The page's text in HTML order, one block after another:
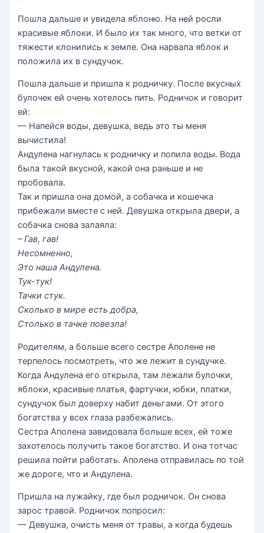
Пошла дальше и увидела яблоню. На ней росли
красивые яблоки. И было их так много, что ветки от
тяжести клонились к земле. Она нарвала яблок и
положила их в сундучок.
Пошла дальше и пришла к родничку. После вкусных
булочек ей очень хотелось пить. Родничок и говорит
ей:
— Напейся воды, девушка, ведь это ты меня
вычистила!
Андулена нагнулась к родничку и попила воды. Вода
была такой вкусной, какой она раньше и не
пробовала.
Так и пришла она домой, а собачка и кошечка
прибежали вместе с ней. Девушка открыла двери, а
собачка снова залаяла:
– Гав, гав!
Несомненно,
Это наша Андулена.
Тук-тук!
Тачки стук.
Сколько в мире есть добра,
Столько в тачке повезла!
Родителям, а больше всего сестре Аполене не
терпелось посмотреть, что же лежит в сундучке.
Когда Андулена его открыла, там лежали булочки,
яблоки, красивые платья, фартучки, юбки, платки,
сундучок был доверху набит деньгами. От этого
богатства у всех глаза разбежались.
Сестра Аполена завидовала больше всех, ей тоже
захотелось получить такое богатство. И она тотчас
решила пойти работать. Аполена отправилась по той
же дороге, что и Андулена.
Пришла на лужайку, где был родничок. Он снова
зарос травой. Родничок попросил:
— Девушка, очисть меня от травы, а когда будешь